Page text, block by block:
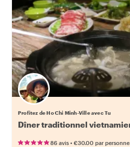
Profitez de Ho Chi Minh-Ville avec Tu
86 avis • €30.00 par personne